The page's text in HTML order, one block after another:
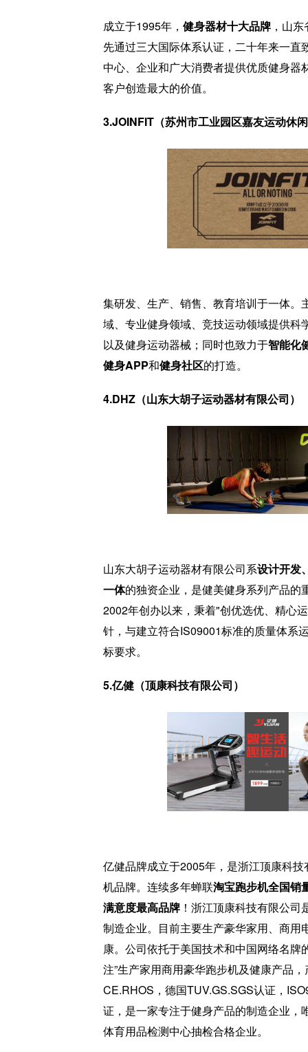
成立于1995年， 健身器材十大品牌 ，山
先通过三大国际体系认证，二十年来一直
中心、企业和广大消费者提供优质健身器
客户创造最大的价值。
3.JOINFIT（苏州市工业园区嘉友运动休
集研发、生产、销售、教育培训于一体。
域、专业健身领域、竞技运动领域提供科
以及健身运动器械；同时也致力于智能化
健身APP和健身社区的打造。
4.DHZ（山东大胡子运动器材有限公司）
山东大胡子运动器材有限公司系设计开发
一体的独资企业，是健美健身系列产品的
2002年创办以来，秉着"创优选优、精心
针，与建立符合IS09001标准的质量体系
标要求。
5.亿健（顶康科技有限公司）
亿健品牌成立于2005年，是浙江顶康科
机品牌。连续多年蝉联淘宝跑步机全国销
满意度最高品牌 ！浙江顶康科技有限公
制造企业。目前主要生产豪华家用、商用
康。公司依托于美国技术和中国网络名牌
注”生产家用商用豪华跑步机及健康产品
CE.RHOS，德国TUV.GS.SGS认证，
证，是一家专注于健身产品的制造企业，
体育用品检测中心抽检合格企业。